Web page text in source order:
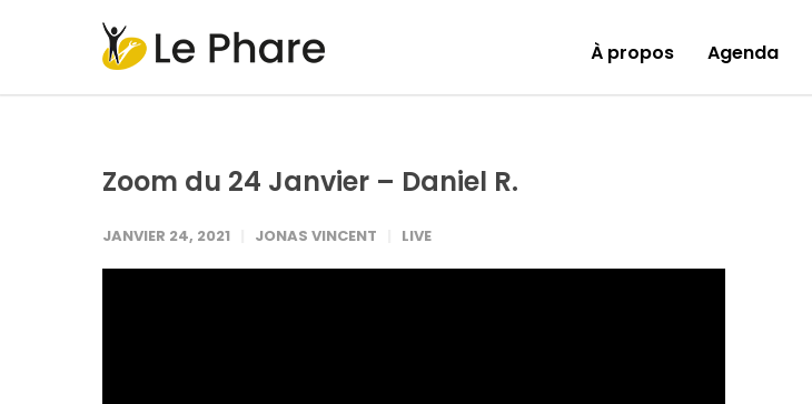
À propos Agenda
Zoom du 24 Janvier – Daniel R.
JANVIER 24, 2021 JONAS VINCENT LIVE